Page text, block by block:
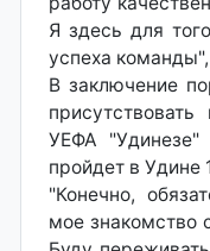
Я здесь для
успеха
В заключение
УЕФА "Удинезе"
пройдет в Удине
"Конечно,
мое знакомство